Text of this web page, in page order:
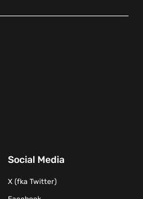
Social Media
X (fka Twitter)